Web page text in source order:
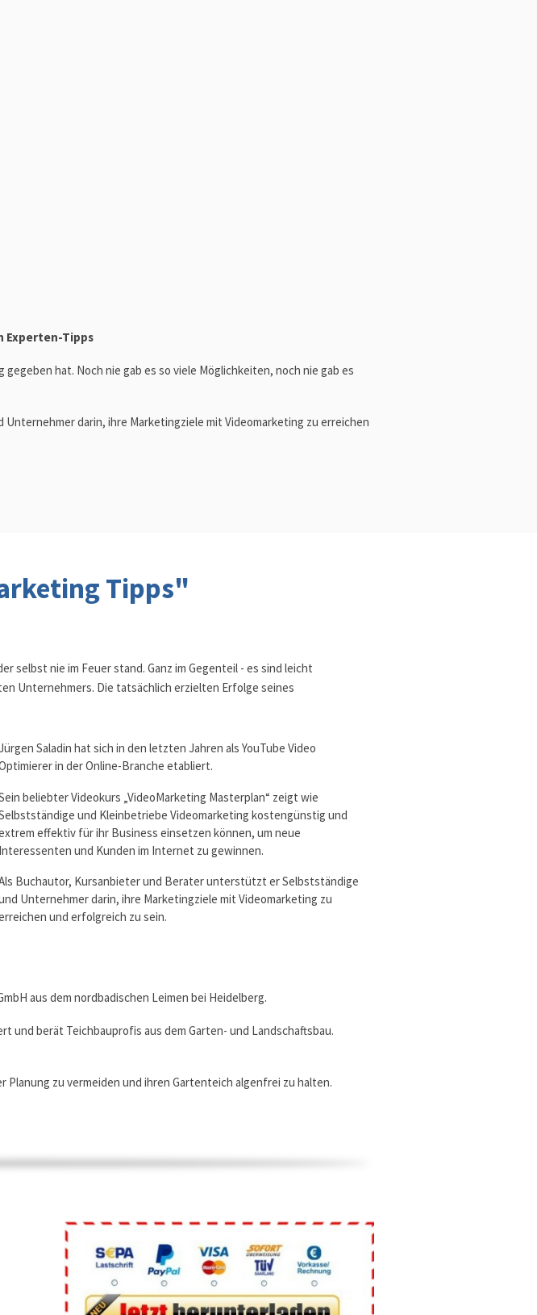
Experten-Tipps
hat. Noch nie gab es so viele Möglichkeiten, noch nie gab es
darin, ihre Marketingziele mit Videomarketing zu erreichen
Tipps"
selbst nie im Feuer stand. Ganz im Gegenteil - es sind leicht
Unternehmers. Die tatsächlich erzielten Erfolge seines
Saladin hat sich in den letzten Jahren als YouTube Video
in der Online-Branche etabliert.
beliebter Videokurs „VideoMarketing Masterplan“ zeigt wie
und Kleinbetriebe Videomarketing kostengünstig und
effektiv für ihr Business einsetzen können, um neue
Interessenten und Kunden im Internet zu gewinnen.
Buchautor, Kursanbieter und Berater unterstützt er Selbstständige
Unternehmer darin, ihre Marketingziele mit Videomarketing zu
und erfolgreich zu sein.
aus dem nordbadischen Leimen bei Heidelberg.
und berät Teichbauprofis aus dem Garten- und Landschaftsbau.
zu vermeiden und ihren Gartenteich algenfrei zu halten.